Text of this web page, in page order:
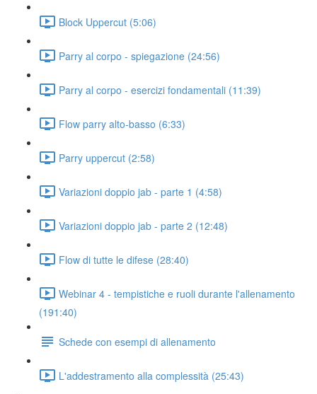
Block Uppercut (5:06)
Parry al corpo - spiegazione (24:56)
Parry al corpo - esercizi fondamentali (11:39)
Flow parry alto-basso (6:33)
Parry uppercut (2:58)
Variazioni doppio jab - parte 1 (4:58)
Variazioni doppio jab - parte 2 (12:48)
Flow di tutte le difese (28:40)
Webinar 4 - tempistiche e ruoli durante l'allenamento
(191:40)
Schede con esempi di allenamento
L'addestramento alla complessità (25:43)